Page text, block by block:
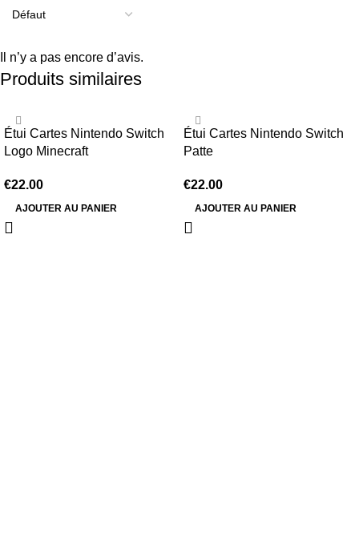
Il n’y a pas encore d’avis.
Produits similaires
Étui Cartes Nintendo Switch
Logo Minecraft
€22.00
AJOUTER AU PANIER
Étui Cartes Nintendo Switch
Patte
€22.00
AJOUTER AU PANIER